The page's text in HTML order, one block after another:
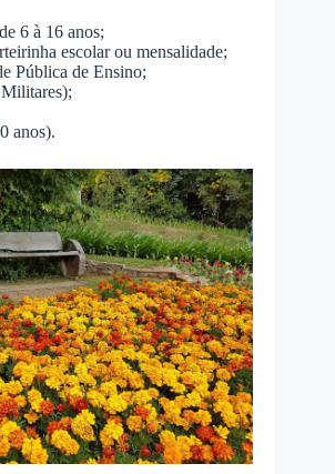
6 à 16 anos;
escolar ou mensalidade;
Pública de Ensino;
anos).